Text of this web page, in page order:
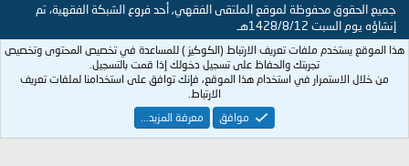
جميع الحقوق محفوظة لموقع الملتقى الفقهي, أحد فروع الشبكة الفقهية، تم
إنشاؤه يوم السبت 1428/8/12هـ
هذا الموقع يستخدم ملفات تعريف الارتباط (الكوكيز ) للمساعدة في تخصيص المحتوى وتخصيص
تجربتك والحفاظ على تسجيل دخولك إذا قمت بالتسجيل.
من خلال الاستمرار في استخدام هذا الموقع، فإنك توافق على استخدامنا لملفات تعريف
الارتباط.
موافق
معرفة المزيد...